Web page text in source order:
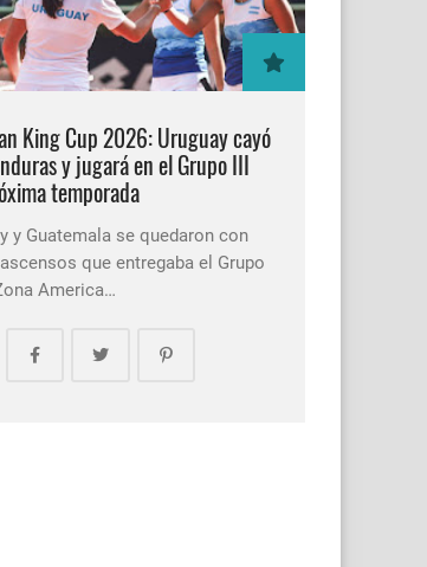
King Cup 2026: Uruguay cayó
y jugará en el Grupo III
temporada
y Guatemala se quedaron con
que entregaba el Grupo
America…